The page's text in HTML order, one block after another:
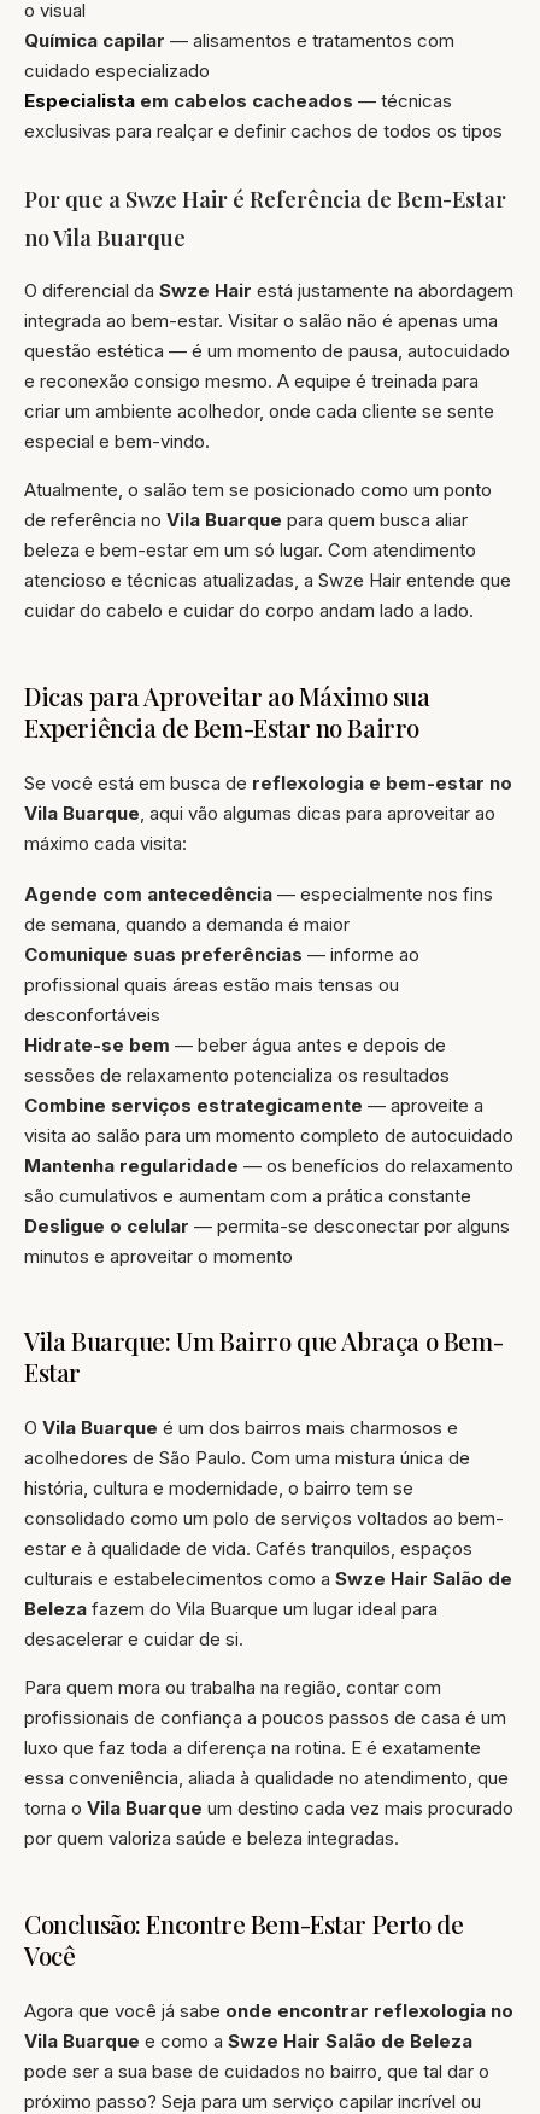
o visual
Química capilar — alisamentos e tratamentos com
cuidado especializado
Especialista em cabelos cacheados — técnicas
exclusivas para realçar e definir cachos de todos os tipos
Por que a Swze Hair é Referência de Bem-Estar
no Vila Buarque
O diferencial da Swze Hair está justamente na abordagem
integrada ao bem-estar. Visitar o salão não é apenas uma
questão estética — é um momento de pausa, autocuidado
e reconexão consigo mesmo. A equipe é treinada para
criar um ambiente acolhedor, onde cada cliente se sente
especial e bem-vindo.
Atualmente, o salão tem se posicionado como um ponto
de referência no Vila Buarque para quem busca aliar
beleza e bem-estar em um só lugar. Com atendimento
atencioso e técnicas atualizadas, a Swze Hair entende que
cuidar do cabelo e cuidar do corpo andam lado a lado.
Dicas para Aproveitar ao Máximo sua
Experiência de Bem-Estar no Bairro
Se você está em busca de reflexologia e bem-estar no
Vila Buarque, aqui vão algumas dicas para aproveitar ao
máximo cada visita:
Agende com antecedência — especialmente nos fins
de semana, quando a demanda é maior
Comunique suas preferências — informe ao
profissional quais áreas estão mais tensas ou
desconfortáveis
Hidrate-se bem — beber água antes e depois de
sessões de relaxamento potencializa os resultados
Combine serviços estrategicamente — aproveite a
visita ao salão para um momento completo de autocuidado
Mantenha regularidade — os benefícios do relaxamento
são cumulativos e aumentam com a prática constante
Desligue o celular — permita-se desconectar por alguns
minutos e aproveitar o momento
Vila Buarque: Um Bairro que Abraça o Bem-
Estar
O Vila Buarque é um dos bairros mais charmosos e
acolhedores de São Paulo. Com uma mistura única de
história, cultura e modernidade, o bairro tem se
consolidado como um polo de serviços voltados ao bem-
estar e à qualidade de vida. Cafés tranquilos, espaços
culturais e estabelecimentos como a Swze Hair Salão de
Beleza fazem do Vila Buarque um lugar ideal para
desacelerar e cuidar de si.
Para quem mora ou trabalha na região, contar com
profissionais de confiança a poucos passos de casa é um
luxo que faz toda a diferença na rotina. E é exatamente
essa conveniência, aliada à qualidade no atendimento, que
torna o Vila Buarque um destino cada vez mais procurado
por quem valoriza saúde e beleza integradas.
Conclusão: Encontre Bem-Estar Perto de
Você
Agora que você já sabe onde encontrar reflexologia no
Vila Buarque e como a Swze Hair Salão de Beleza
pode ser a sua base de cuidados no bairro, que tal dar o
próximo passo? Seja para um serviço capilar incrível ou